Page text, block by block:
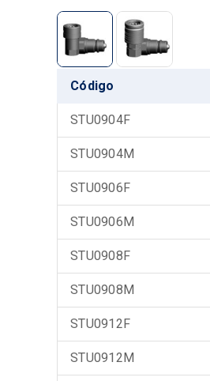
Código
STU0904F
STU0904M
STU0906F
STU0906M
STU0908F
STU0908M
STU0912F
STU0912M